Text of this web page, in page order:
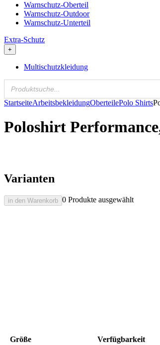
Warnschutz-Oberteil
Warnschutz-Outdoor
Warnschutz-Unterteil
Extra-Schutz
+
Multischutzkleidung
StartseiteArbeitsbekleidungOberteilePolo Shirts
Poloshirt
Varianten
0 Produkte ausgewählt
in den Warenkorb
Größe Verfügbarkeit